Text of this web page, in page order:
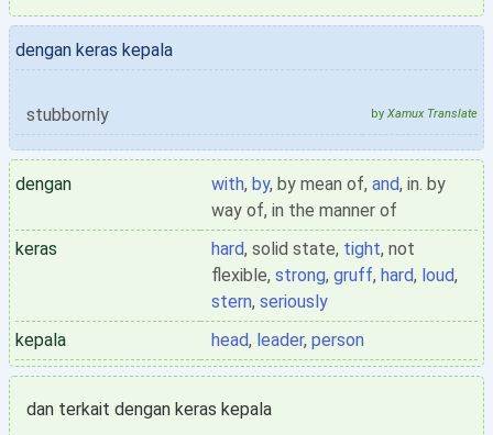
dengan keras kepala
stubbornly by Xamux Translate
dengan with, by, by mean of, and, in. by
way of, in the manner of
keras
hard, solid state, tight, not
flexible, strong, gruff, hard, loud,
stern, seriously
kepala
head, leader, person
dan terkait dengan keras kepala